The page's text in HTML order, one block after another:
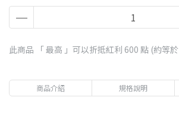
此商品 「 最高 」可以折抵紅利 600 點 (約等於
商品介紹 規格說明